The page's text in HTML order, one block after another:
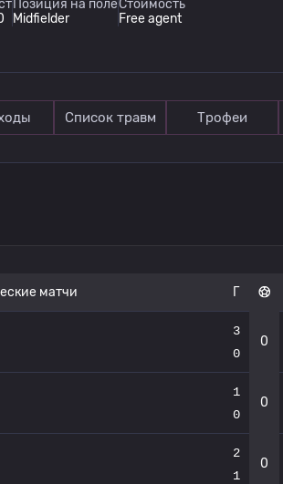
Позиция на поле
Midfielder
Стоимость
Free agent
Список травм Трофеи
матчи Г
3
0
0
1
0
0
2
1
0